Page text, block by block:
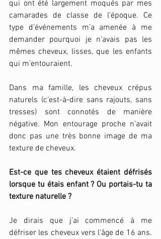
qui ont été largement moqués par mes
camarades de classe de l’époque. Ce
type d’événements m’a amenée à me
demander pourquoi je n’avais pas les
mêmes cheveux, lisses, que les enfants
qui m’entouraient.
Dans ma famille, les cheveux crépus
naturels (c’est-à-dire sans rajouts, sans
tresses) sont connotés de manière
négative. Mon entourage proche n’avait
donc pas une très bonne image de ma
texture de cheveux.
Est-ce que tes cheveux étaient défrisés
lorsque tu étais enfant ? Ou portais-tu ta
texture naturelle ?
Je dirais que j’ai commencé à me
défriser les cheveux vers l’âge de 16 ans.